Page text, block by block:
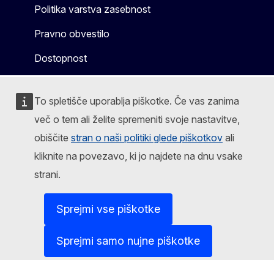
To spletišče uporablja piškotke. Če vas zanima
več o tem ali želite spremeniti svoje nastavitve,
obiščite stran o naši politiki glede piškotkov ali
kliknite na povezavo, ki jo najdete na dnu vsake
strani.
Sprejmi vse piškotke
Sprejmi samo nujne piškotke
Politika varstva zasebnost
Pravno obvestilo
Dostopnost